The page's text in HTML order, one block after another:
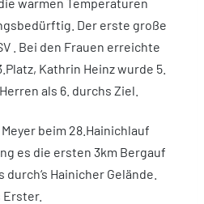
Der erste große
. Bei den Frauen erreichte
Kathrin Heinz wurde 5.
als 6. durchs Ziel.
beim 28.Hainichlauf
es die ersten 3km Bergauf
Hainicher Gelände.